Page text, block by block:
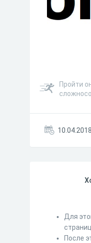
Пройти
10.04.2018
Для
После